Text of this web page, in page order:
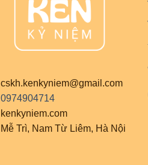
cskh.kenkyniem@gmail.com
0974904714
kenkyniem.com
Mễ Trì, Nam Từ Liêm, Hà Nội